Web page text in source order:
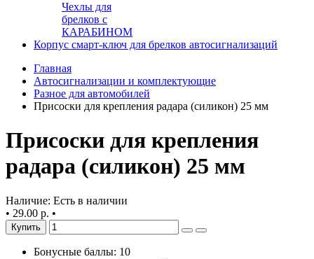
Чехлы для
брелков с
КАРАБИНОМ
Корпус смарт-ключ для брелков автосигнализаций
Главная
Автосигнализации и комплектующие
Разное для автомобилей
Присоски для крепления радара (силикон) 25 мм
Присоски для крепления
радара (силикон) 25 мм
Наличие: Есть в наличии
• 29.00 р. •
Купить
Бонусные баллы: 10